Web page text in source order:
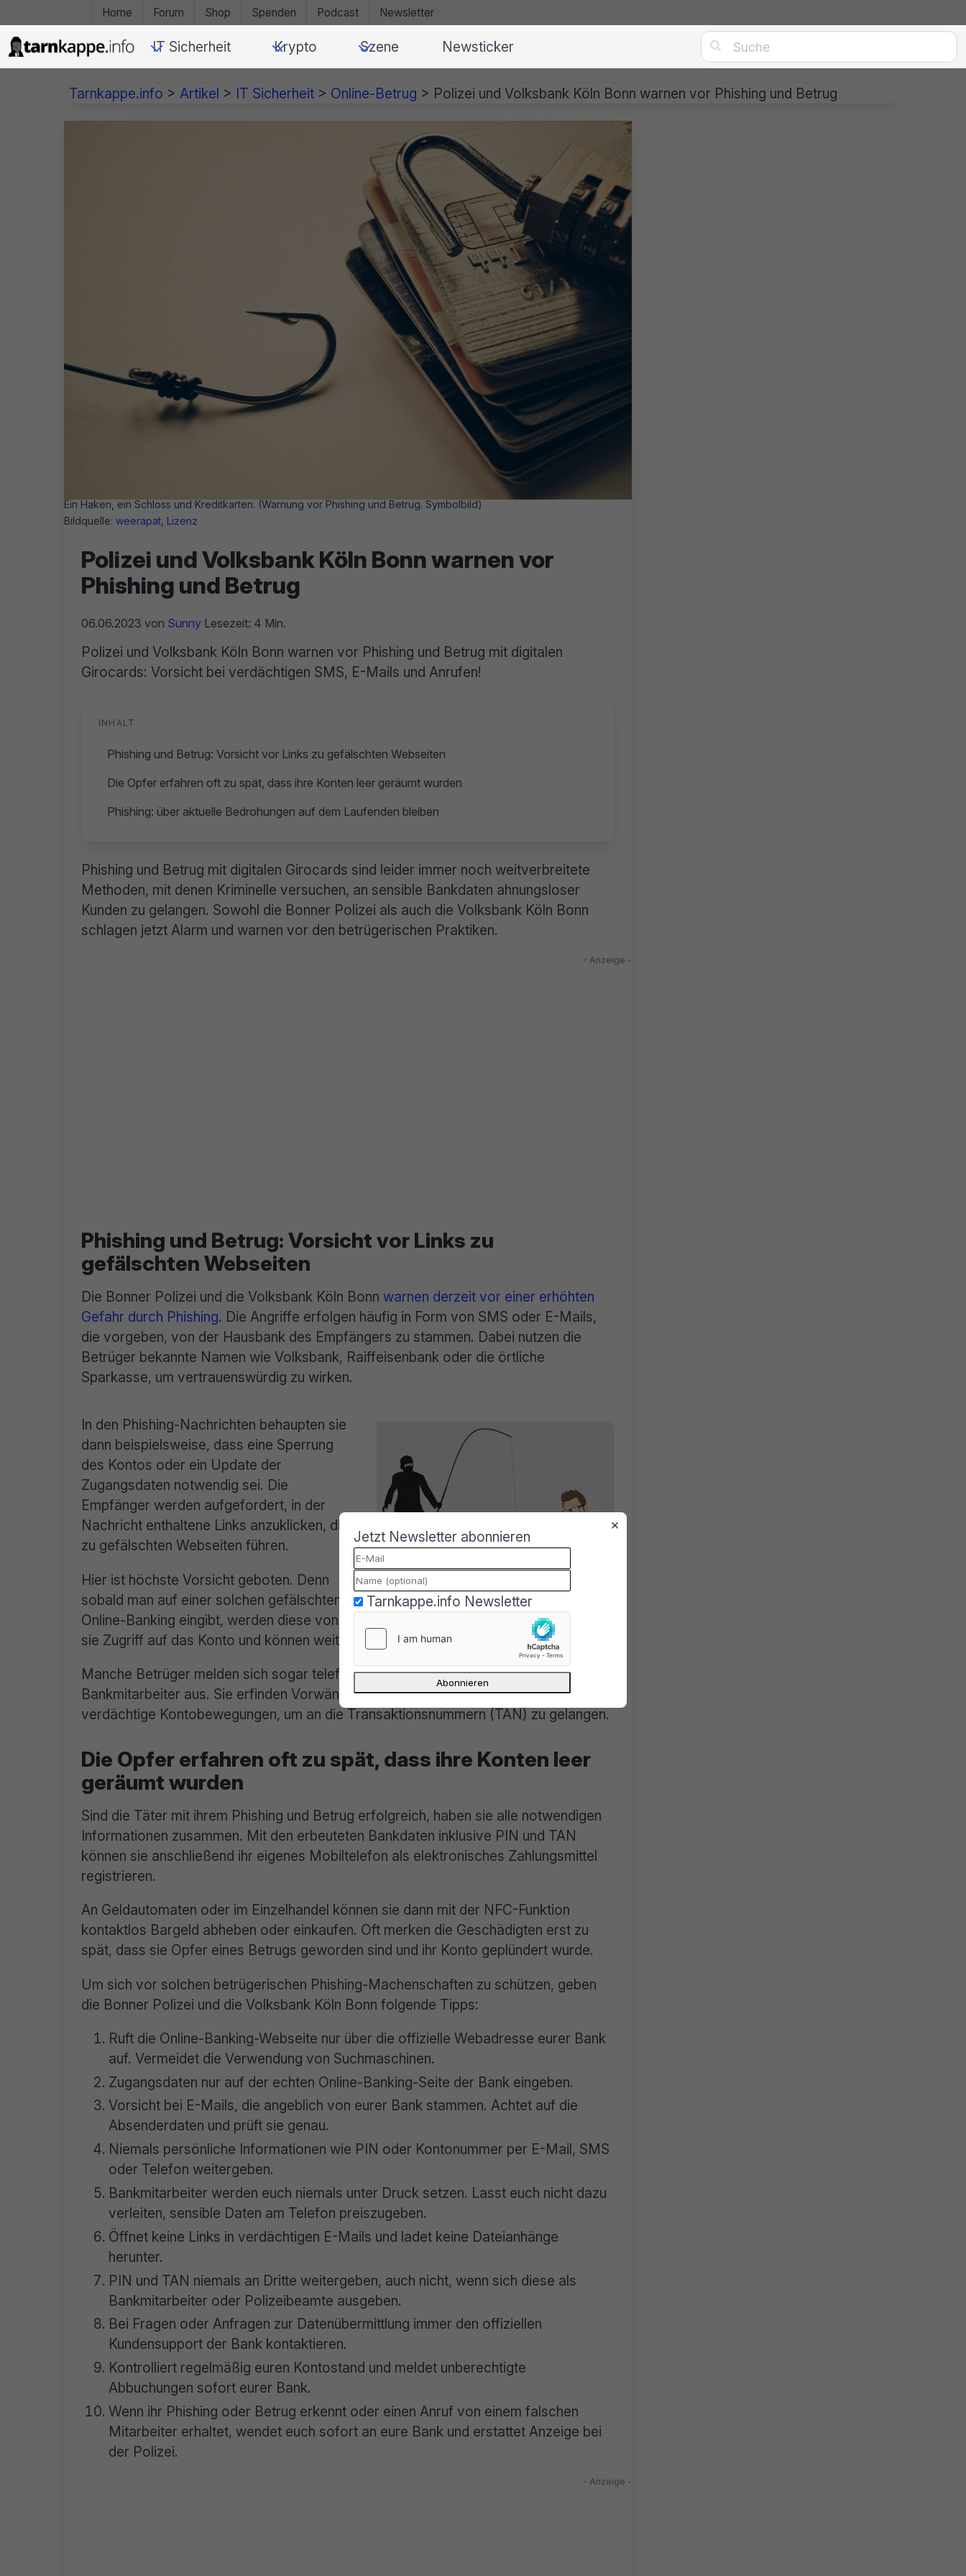
Home Forum Shop Spenden Podcast Newsletter
IT Sicherheit Krypto Szene Newsticker 
Tarnkappe.info > Artikel > IT Sicherheit > Online-Betrug > Polizei und Volksbank Köln Bonn warnen vor Phishing und Betrug
Ein Haken, ein Schloss und Kreditkarten. (Warnung vor Phishing und Betrug. Symbolbild)
Bildquelle: weerapat Lizenz
Polizei und Volksbank Köln Bonn warnen vor
Phishing und Betrug
06.06.2023 von Sunny Lesezeit: 4 Min.
Polizei und Volksbank Köln Bonn warnen vor Phishing und Betrug mit digitalen
Girocards: Vorsicht bei verdächtigen SMS, E-Mails und Anrufen!
INHALT
Phishing und Betrug: Vorsicht vor Links zu gefälschten Webseiten
Die Opfer erfahren oft zu spät, dass ihre Konten leer geräumt wurden
Phishing: über aktuelle Bedrohungen auf dem Laufenden bleiben
Phishing und Betrug mit digitalen Girocards sind leider immer noch weitverbreitete
Methoden, mit denen Kriminelle versuchen, an sensible Bankdaten ahnungsloser
Kunden zu gelangen. Sowohl die Bonner Polizei als auch die Volksbank Köln Bonn
schlagen jetzt Alarm und warnen vor den betrügerischen Praktiken.
Phishing und Betrug: Vorsicht vor Links zu
gefälschten Webseiten
Die Bonner Polizei und die Volksbank Köln Bonn warnen derzeit vor einer erhöhten
Gefahr durch Phishing. Die Angriffe erfolgen häufig in Form von SMS oder E-Mails,
die vorgeben, von der Hausbank des Empfängers zu stammen. Dabei nutzen die
Betrüger bekannte Namen wie Volksbank, Raiffeisenbank oder die örtliche
Sparkasse, um vertrauenswürdig zu wirken.
In den Phishing-Nachrichten behaupten sie
dann beispielsweise, dass eine Sperrung
des Kontos oder ein Update der
Zugangsdaten notwendig sei. Die
Empfänger werden aufgefordert, in der
Nachricht enthaltene Links anzuklicken, die
zu gefälschten Webseiten führen.
Hier ist höchste Vorsicht geboten. Denn
sobald man auf einer solchen gefälschten Phishing-Seite seine Zugangsdaten für das
Online-Banking eingibt, werden diese von den Kriminellen abgefangen. Damit haben
sie Zugriff auf das Konto und können weitere betrügerische Handlungen vornehmen.
Manche Betrüger melden sich sogar telefonisch bei ihren Opfern und geben sich als
Bankmitarbeiter aus. Sie erfinden Vorwände wie angebliche Kontosperrungen oder
verdächtige Kontobewegungen, um an die Transaktionsnummern (TAN) zu gelangen.
Die Opfer erfahren oft zu spät, dass ihre Konten leer
geräumt wurden
Sind die Täter mit ihrem Phishing und Betrug erfolgreich, haben sie alle notwendigen
Informationen zusammen. Mit den erbeuteten Bankdaten inklusive PIN und TAN
können sie anschließend ihr eigenes Mobiltelefon als elektronisches Zahlungsmittel
registrieren.
An Geldautomaten oder im Einzelhandel können sie dann mit der NFC-Funktion
kontaktlos Bargeld abheben oder einkaufen. Oft merken die Geschädigten erst zu
spät, dass sie Opfer eines Betrugs geworden sind und ihr Konto geplündert wurde.
Um sich vor solchen betrügerischen Phishing-Machenschaften zu schützen, geben
die Bonner Polizei und die Volksbank Köln Bonn folgende Tipps:
Ruft die Online-Banking-Webseite nur über die offizielle Webadresse eurer Bank
auf. Vermeidet die Verwendung von Suchmaschinen.
Zugangsdaten nur auf der echten Online-Banking-Seite der Bank eingeben.
Vorsicht bei E-Mails, die angeblich von eurer Bank stammen. Achtet auf die
Absenderdaten und prüft sie genau.
Niemals persönliche Informationen wie PIN oder Kontonummer per E-Mail, SMS
oder Telefon weitergeben.
Bankmitarbeiter werden euch niemals unter Druck setzen. Lasst euch nicht dazu
verleiten, sensible Daten am Telefon preiszugeben.
Öffnet keine Links in verdächtigen E-Mails und ladet keine Dateianhänge
herunter.
PIN und TAN niemals an Dritte weitergeben, auch nicht, wenn sich diese als
Bankmitarbeiter oder Polizeibeamte ausgeben.
Bei Fragen oder Anfragen zur Datenübermittlung immer den offiziellen
Kundensupport der Bank kontaktieren.
Kontrolliert regelmäßig euren Kontostand und meldet unberechtigte
Abbuchungen sofort eurer Bank.
Wenn ihr Phishing oder Betrug erkennt oder einen Anruf von einem falschen
Mitarbeiter erhaltet, wendet euch sofort an eure Bank und erstattet Anzeige bei
der Polizei.
×
Jetzt Newsletter abonnieren
Tarnkappe.info Newsletter